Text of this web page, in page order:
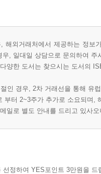
해외거래처에서 제공하는 정
우, 일대일 상담으로 문의하여 주
양한 도서는 찾으시는 도서의
인 경우, 2차 거래선을 통해 유
부터 2~3주가 추가로 소요되며,
일로 별도 안내를 드리고 있사
선정하여 YES포인트 3만원을 드